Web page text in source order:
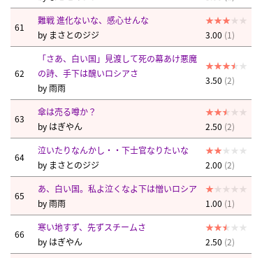
61
難戦 進化ないな、感心せんな
by まさとのジジ 3.00 (1)
62
「さあ、白い国」見渡して死の幕あけ悪魔
の詩、手下は醜いロシアさ
by雨雨
3.50 (2)
63
傘は売る噂か？
by はぎやん 2.50 (2)
64
泣いたりなんかし・・下士官なりたいな
by まさとのジジ 2.00 (2)
65
あ、白い国。私よ泣くなよ下は憎いロシア
by雨雨 1.00 (1)
66
寒い地すず、先ずスチームさ
by はぎやん 2.50 (2)